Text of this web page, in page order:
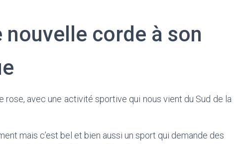
nouvelle corde à son
rose, avec une activité sportive qui nous vient du Sud de la
mais c’est bel et bien aussi un sport qui demande des